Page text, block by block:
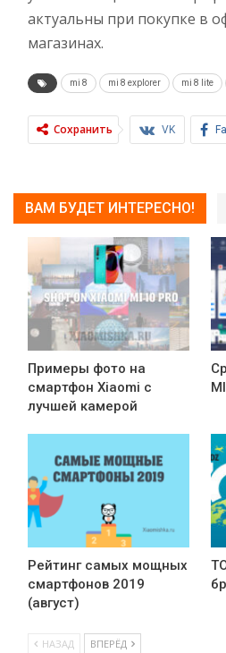
актуальны при покупке в
магазинах.
mi 8 mi 8 explorer mi 8 lite
Сохранить VK
ВАМ БУДЕТ ИНТЕРЕСНО!
Примеры фото на
смартфон Xiaomi с
лучшей камерой
Рейтинг самых мощных
смартфонов 2019
(август)
НАЗАД ВПЕРЁД